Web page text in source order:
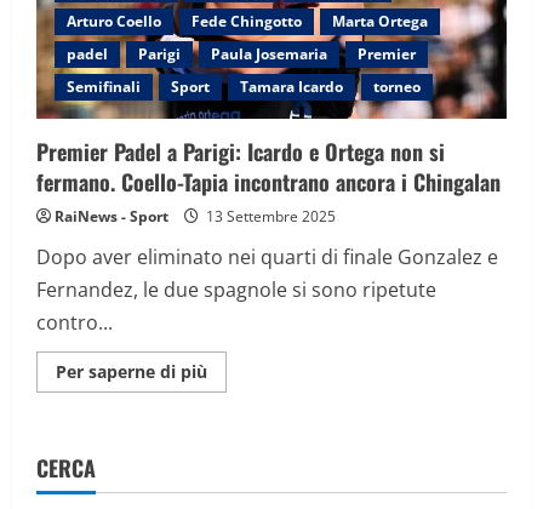
Arturo Coello
Fede Chingotto
Marta Ortega
padel
Parigi Paula Josemaria
Premier
Semifinali
Sport Tamara Icardo torneo
Premier Padel a Parigi: Icardo e Ortega non si
fermano. Coello-Tapia incontrano ancora i Chingalan
RaiNews - Sport 13 Settembre 2025
Dopo aver eliminato nei quarti di finale Gonzalez e
Fernandez, le due spagnole si sono ripetute
contro...
Per saperne di più
informazioni
Icardo
CERCA